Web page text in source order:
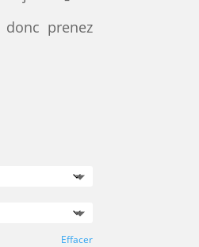
donc prenez
Effacer